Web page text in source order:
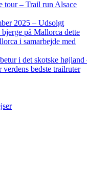
tour – Trail run Alsace
2025 – Udsolgt
på Mallorca dette
i samarbejde med
i det skotske højland
bedste trailruter